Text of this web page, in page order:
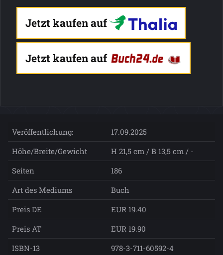
Jetzt kaufen auf
Jetzt kaufen auf
Veröffentlichung:
17.09.2025
Höhe/Breite/Gewicht
H 21,5 cm / B 13,5 cm / -
Seiten
186
Art des Mediums
Buch
Preis DE
EUR 19.40
Preis AT
EUR 19.90
ISBN-13
978-3-711-60592-4